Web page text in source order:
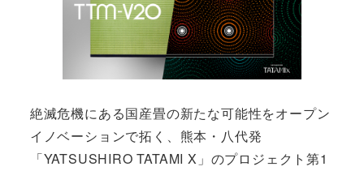
絶滅危機にある国産畳の新たな可能性をオープン
イノベーションで拓く、熊本・八代発
「YATSUSHIRO TATAMI X」のプロジェクト第1